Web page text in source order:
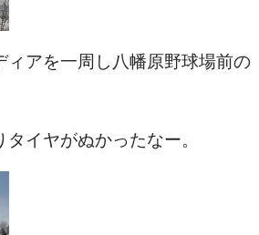
アを一周し八幡原野球場前の
イヤがぬかったなー。